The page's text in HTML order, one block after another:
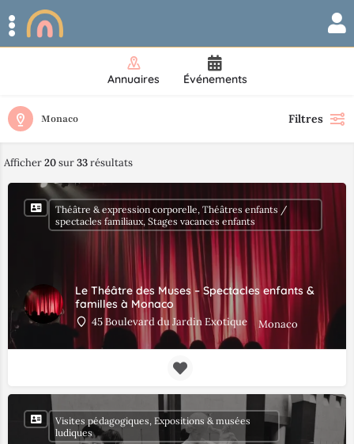
Annuaires Événements
Monaco Filtres
Afficher20sur33résultats
Le Théâtre des Muses – Spectacles enfants &
familles à Monaco
45 Boulevard du Jardin Exotique Monaco
Théâtre & expression corporelle, Théâtres enfants /
spectacles familiaux, Stages vacances enfants
Visites pédagogiques, Expositions & musées
ludiques